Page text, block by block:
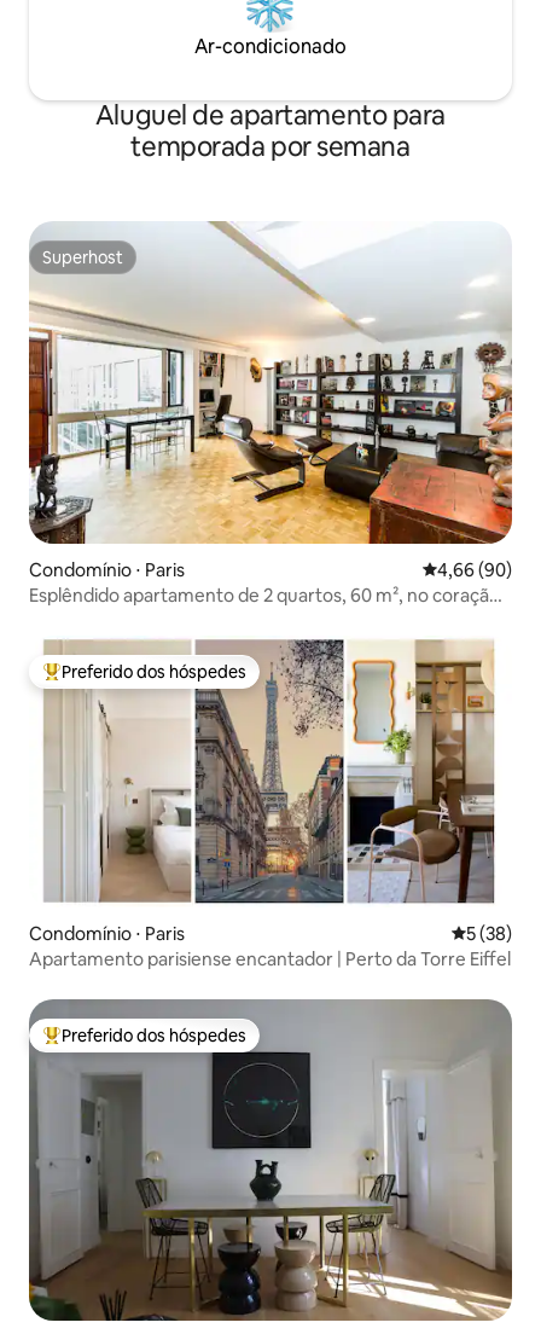
Ar-condicionado
Aluguel de apartamento para
temporada por semana
Superhost
Superhost
Condomínio ⋅ Paris 4,66 de uma
4,66 (90)
Esplêndido apartamento de 2 quartos, 60 m², no coração
Entre os melhores preferidos dos hóspedes
Preferido dos hóspedes
Condomínio ⋅ Paris 5 de uma
5 (38)
Apartamento parisiense encantador | Perto da Torre Eiffel
Entre os melhores preferidos dos hóspedes
Preferido dos hóspedes